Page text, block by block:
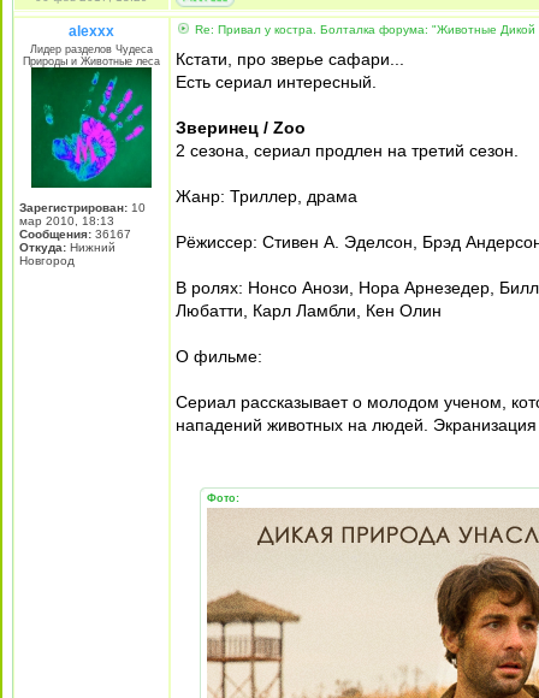
alexxx
Лидер разделов Чудеса
Природы и Животные леса
Зарегистрирован: 10
мар 2010, 18:13
Сообщения: 36167
Откуда: Нижний
Новгород
Re: Привал у костра. Болталка форума: "Животные
Кстати, про зверье сафари...
Есть сериал интересный.
Зверинец / Zoo
2 сезона, сериал продлен на третий сезон.
Жанр: Триллер, драма
Рёжиссер: Стивен А. Эделсон, Брэд
В ролях: Нонсо Анози, Нора Арнезедер,
Любатти, Карл Ламбли, Кен Олин
О фильме:
Сериал рассказывает о молодом ученом,
нападений животных на людей.
Фото: